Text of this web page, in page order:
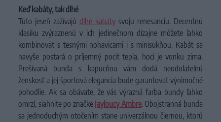
Keď kabáty, tak dlhé
Túto jeseň zažívajú dlhé kabátysvoju renesanciu. Decentnú
klasiku zvýraznenú v ich jedinečnom dizajne môžete ľahko
kombinovať s tesnými nohavicami i s minisukňou. Kabát sa
navyše postará o príjemný pocit tepla, hoci je vonku zima.
Prešívaná bunda s kapucňou vám dodá neodolateľnú
ženskosť a jej športová elegancia bude garantovať výnimočné
pohodlie. Ak sa obávate, že vás výrazná farba bundy ľahko
omrzí, siahnite po značke Jayloucy Ambre. Obojstranná bunda
sa jednoduchým otočením stane univerzálnou čiernou, ktorú